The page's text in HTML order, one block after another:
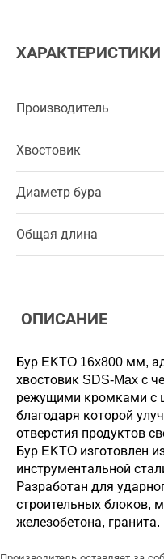
ХАРАКТЕРИСТИКИ
Производитель
Хвостовик
Диаметр бура
Общая длина
ОПИСАНИЕ
Бур EKTO 16x800 мм,
хвостовик SDS-Max с
режущими кромками с
благодаря которой
отверстия продуктов
Бур EKTO изготовлен
инструментальной
Разработан для
строительных блоков,
железобетона, гранита.